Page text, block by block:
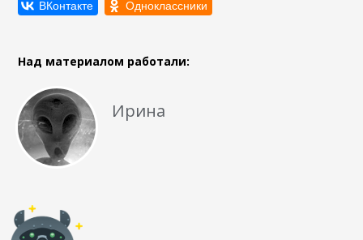
Над материалом работали:
Ирина